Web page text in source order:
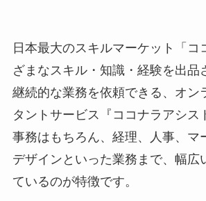
日本最大のスキルマーケット「コ
ざまなスキル・知識・経験を出品
継続的な業務を依頼できる、オン
タントサービス『ココナラアシス
事務はもちろん、経理、人事、マ
デザインといった業務まで、幅広
ているのが特徴です。